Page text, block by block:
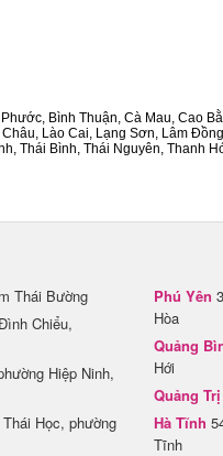
Bình Thuận, Cà Mau, Cao
Lào Cai, Lạng Sơn, Lâm
Thái Bình, Thái Nguyên, Thanh
Thái Bường
Chiểu,
Hiệp Ninh,
Học, phường
Phú Yên
Hòa
Quảng
Hới
Quảng Trị
Hà Tĩnh
Tĩnh